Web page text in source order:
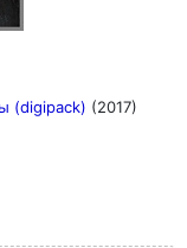
(digipack) (2017)